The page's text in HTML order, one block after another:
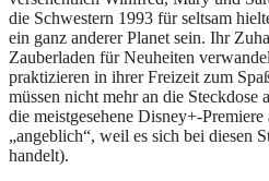
die Schwestern 1993 für seltsam
ein ganz anderer Planet sein. Ihr
Zauberladen für Neuheiten
praktizieren in ihrer Freizeit zum
müssen nicht mehr an die Steckdose
die meistgesehene Disney+-
„angeblich“, weil es sich bei diesen
handelt).